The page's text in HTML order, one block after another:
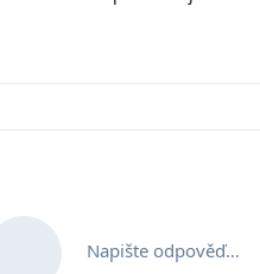
Napište odpověď…